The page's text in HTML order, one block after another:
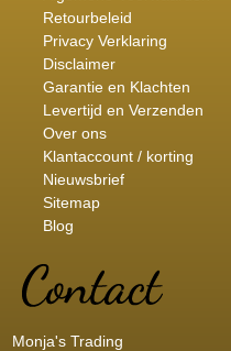
Retourbeleid
Privacy Verklaring
Disclaimer
Garantie en Klachten
Levertijd en Verzenden
Over ons
Klantaccount / korting
Nieuwsbrief
Sitemap
Blog
Monja's Trading